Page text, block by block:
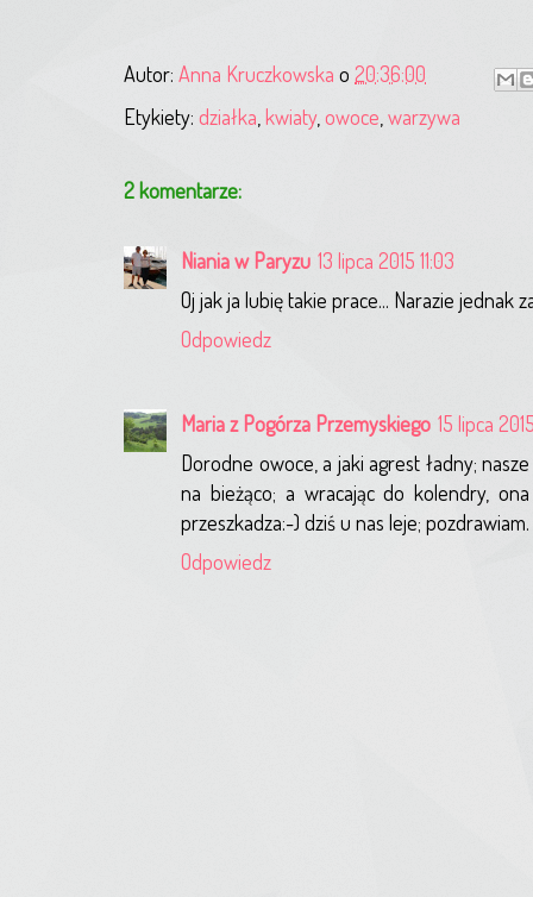
Autor: Anna Kruczkowska o 20:36:00
Etykiety: działka kwiaty, owoce warzywa
2 komentarze:
Niania w Paryzu 13 lipca 2015 11:03
Oj jak ja lubię takie prace... Narazie jednak
Odpowiedz
Maria z Pogórza Przemyskiego 15 lipca
Dorodne owoce, a jaki agrest ładny;
na bieżąco; a wracając do kolendry,
przeszkadza:-) dziś u nas leje; pozdrawiam.
Odpowiedz